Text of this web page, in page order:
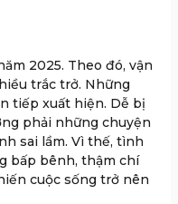
2025. Theo đó, vận
trắc trở. Những
tiếp xuất hiện. Dễ bị
phải những chuyện
sai lầm. Vì thế, tình
bấp bênh, thậm chí
cuộc sống trở nên